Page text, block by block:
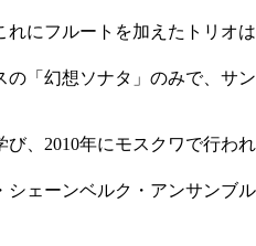
にフルートを加えたトリオ
「幻想ソナタ」のみで、サ
、2010年にモスクワで行わ
ェーンベルク・アンサンブ